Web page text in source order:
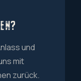
und
mit
zurück.